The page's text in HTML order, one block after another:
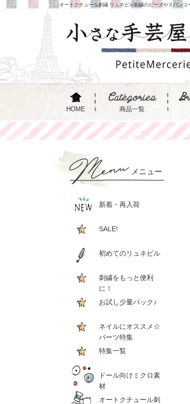
オートクチュール刺繍 リュネビル刺繍のビーズやスパンコ
HOME 商品一覧
メニュー
新着・再入荷
SALE!
初めてのリュネビル
刺繍をもっと便利
に！
お試し少量パック♪
ネイルにオススメ☆
パーツ特集
特集一覧
ドール向けミクロ素
材
オートクチュール刺